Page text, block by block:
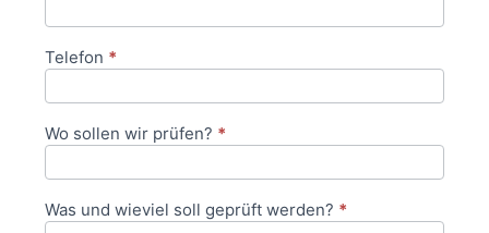
Telefon *
Wo sollen wir prüfen? *
Was und wieviel soll geprüft werden? *